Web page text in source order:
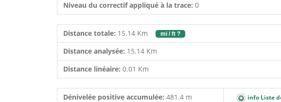
Niveau du correctif appliqué à la trace: 0
Distance totale: 15.14 Km mi / ft ?
Distance analysée: 15.14 Km
Distance linéaire: 0.01 Km
Dénivelée positive accumulée: 481.4 m info Liste